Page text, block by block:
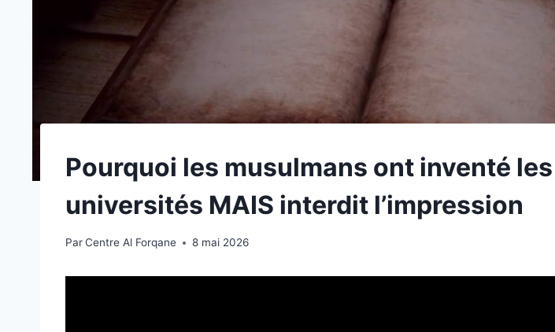
Pourquoi les musulmans ont inventé les
universités MAIS interdit l’impression
ParCentre Al Forqane 8 mai 2026